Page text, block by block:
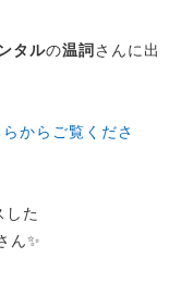
タルの温詞さんに出
からご覧くださ
た
ん✨